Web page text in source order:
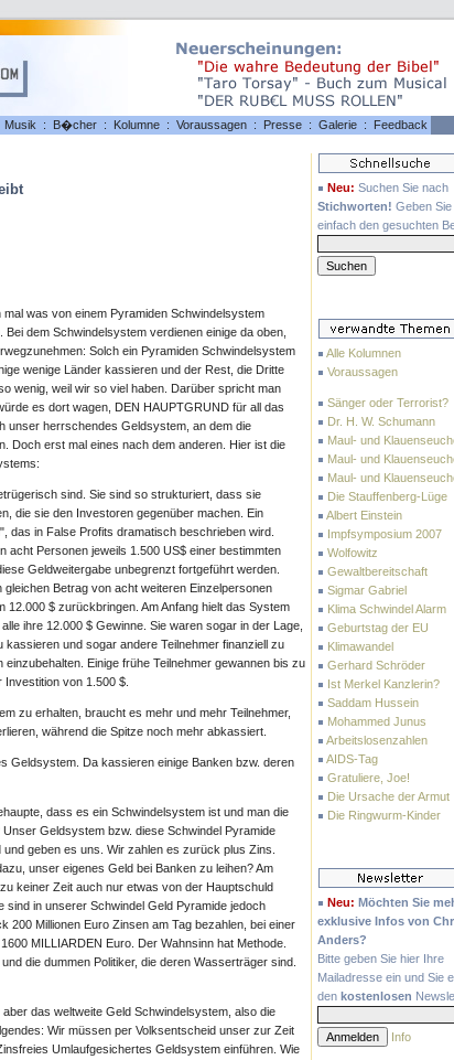
Musik : B�cher : Kolumne : Voraussagen : Presse : Galerie : Feedback
was von einem Pyramiden Schwindelsystem
dem Schwindelsystem verdienen einige da oben,
Solch ein Pyramiden Schwindelsystem
wenige Länder kassieren und der Rest, die Dritte
wenig, weil wir so viel haben. Darüber spricht man
es dort wagen, DEN HAUPTGRUND für all das
unser herrschendes Geldsystem, an dem die
Doch erst mal eines nach dem anderen. Hier ist die
sind. Sie sind so strukturiert, dass sie
die sie den Investoren gegenüber machen. Ein
in False Profits dramatisch beschrieben wird.
acht Personen jeweils 1.500 US$ einer bestimmten
Geldweitergabe unbegrenzt fortgeführt werden.
Betrag von acht weiteren Einzelpersonen
12.000 $ zurückbringen. Am Anfang hielt das System
ihre 12.000 $ Gewinne. Sie waren sogar in der Lage,
und sogar andere Teilnehmer finanziell zu
Einige frühe Teilnehmer gewannen bis zu
von 1.500 $.
zu erhalten, braucht es mehr und mehr Teilnehmer,
während die Spitze noch mehr abkassiert.
Geldsystem. Da kassieren einige Banken bzw. deren
dass es ein Schwindelsystem ist und man die
Geldsystem bzw. diese Schwindel Pyramide
geben es uns. Wir zahlen es zurück plus Zins.
unser eigenes Geld bei Banken zu leihen? Am
keiner Zeit auch nur etwas von der Hauptschuld
in unserer Schwindel Geld Pyramide jedoch
200 Millionen Euro Zinsen am Tag bezahlen, bei einer
MILLIARDEN Euro. Der Wahnsinn hat Methode.
die dummen Politiker, die deren Wasserträger sind.
das weltweite Geld Schwindelsystem, also die
Wir müssen per Volksentscheid unser zur Zeit
Umlaufgesichertes Geldsystem einführen. Wie
Neu: Suchen Sie nach
Stichworten! Geben Sie
einfach den gesuchten
Alle Kolumnen
Voraussagen
Sänger oder Terrorist?
Dr. H. W. Schumann
Maul- und
Maul- und
Maul- und
Die Stauffenberg-Lüge
Albert Einstein
Impfsymposium 2007
Wolfowitz
Gewaltbereitschaft
Sigmar Gabriel
Klima Schwindel Alarm
Geburtstag der EU
Klimawandel
Gerhard Schröder
Ist Merkel Kanzlerin?
Saddam Hussein
Mohammed Junus
Arbeitslosenzahlen
AIDS-Tag
Gratuliere, Joe!
Die Ursache der Armut
Die Ringwurm-Kinder
Neu: Möchten Sie
exklusive Infos von
Anders?
Bitte geben Sie hier Ihre
Mailadresse ein und Sie
den kostenlosen
Info